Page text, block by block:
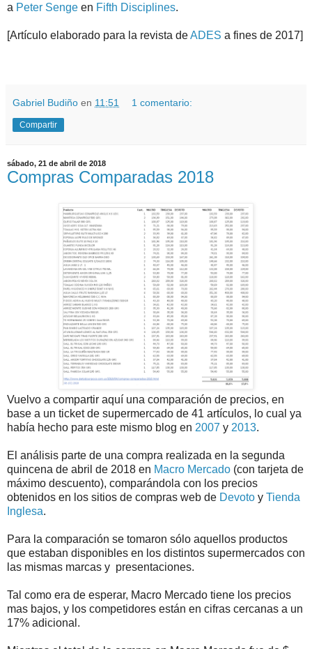
a Peter Senge en Fifth Disciplines.
[Artículo elaborado para la revista deADES a fines de 2017]
Gabriel Budiño en 11:51 1 comentario:
Compartir
sábado, 21 de abril de 2018
Compras Comparadas 2018
Vuelvo a compartir aquí una comparación de precios, en
base a un ticket de supermercado de 41 artículos, lo cual ya
había hecho para este mismo blog en 2007 y 2013.
El análisis parte de una compra realizada en la segunda
quincena de abril de 2018 en Macro Mercado (con tarjeta de
máximo descuento), comparándola con los precios
obtenidos en los sitios de compras web de Devoto y Tienda
Inglesa.
Para la comparación se tomaron sólo aquellos productos
que estaban disponibles en los distintos supermercados con
las mismas marcas y presentaciones.
Tal como era de esperar, Macro Mercado tiene los precios
mas bajos, y los competidores están en cifras cercanas a un
17% adicional.